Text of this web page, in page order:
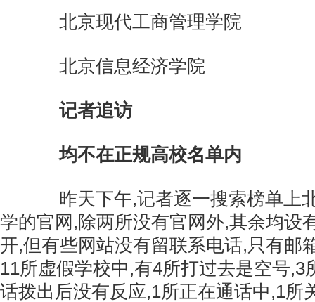
北京现代工商管理学院
北京信息经济学院
记者追访
均不在正规高校名单内
昨天下午,记者逐一搜索榜单上
学的官网,除两所没有官网外,其余均设
开,但有些网站没有留联系电话,只有邮
11所虚假学校中,有4所打过去是空号,3
话拨出后没有反应,1所正在通话中,1所